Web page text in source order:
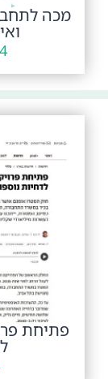
מכה